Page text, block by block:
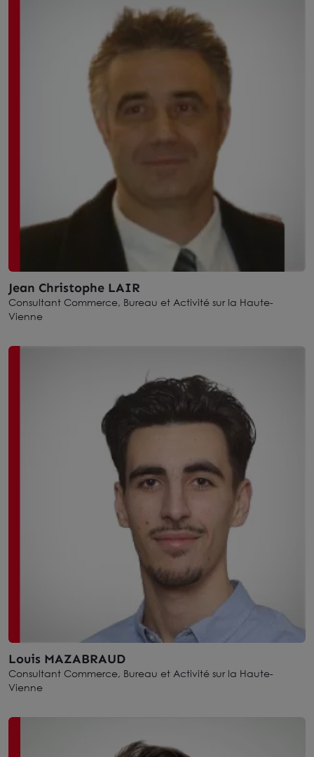
Jean Christophe LAIR
Consultant Commerce, Bureau et Activité sur la Haute-
Vienne
Louis MAZABRAUD
Consultant Commerce, Bureau et Activité sur la Haute-
Vienne